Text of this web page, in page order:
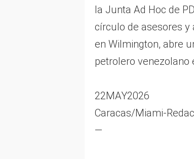
la Junta Ad Hoc de
círculo de asesores y
en Wilmington, abre
petrolero venezolano
22MAY2026
Caracas/Miami-
—